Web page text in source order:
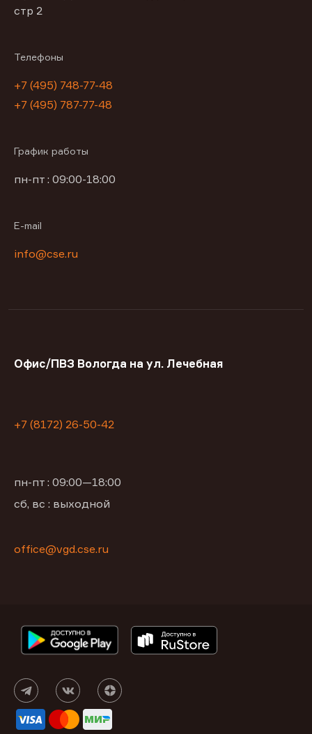
стр 2
Телефоны
+7 (495) 748-77-48
+7 (495) 787-77-48
График работы
пн-пт : 09:00-18:00
E-mail
info@cse.ru
Офис/ПВЗ Вологда на ул. Лечебная
+7 (8172) 26-50-42
пн-пт : 09:00—18:00
сб, вс : выходной
office@vgd.cse.ru